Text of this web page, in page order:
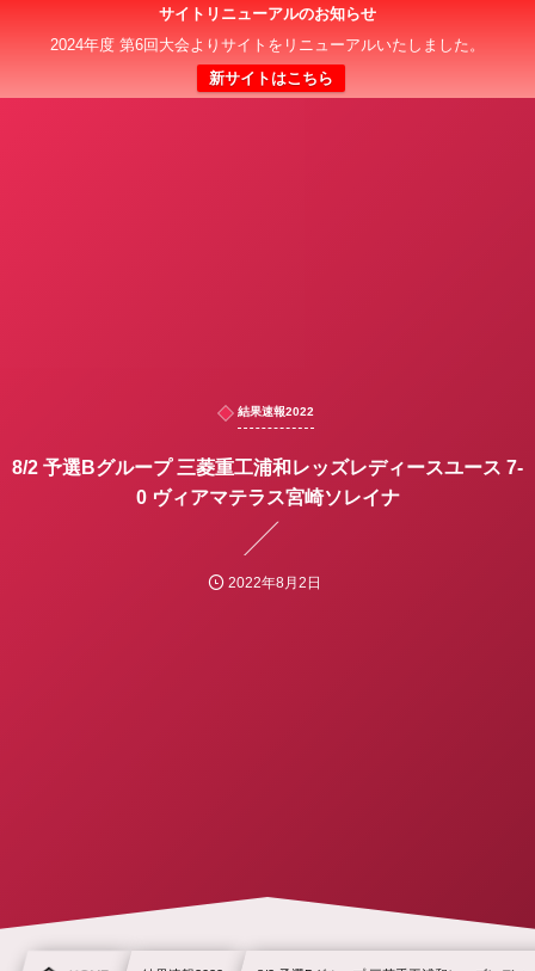
サイトリニューアルのお知らせ
2024年度 第6回大会よりサイトをリニューアルいたしました。
新サイトはこちら
日本クラブユース 女子サッカー大会(U-18)
結果速報2022
8/2 予選Bグループ 三菱重工浦和レッズレディースユース 7-
0 ヴィアマテラス宮崎ソレイナ
2022年8月2日